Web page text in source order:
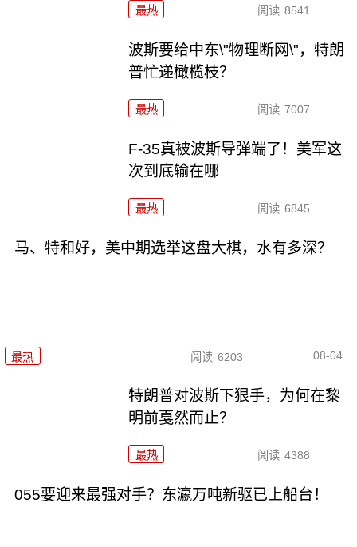
最热 阅读 8541
波斯要给中东\"物理断网\"，特朗
普忙递橄榄枝？
最热 阅读 7007
F-35真被波斯导弹端了！美军这
次到底输在哪
最热 阅读 6845
马、特和好，美中期选举这盘大棋，水有多深？
最热 阅读 6203 08-04
特朗普对波斯下狠手，为何在黎
明前戛然而止？
最热 阅读 4388
055要迎来最强对手？东瀛万吨新驱已上船台！